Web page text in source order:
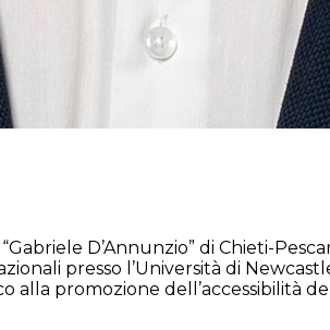
D’Annunzio” di Chieti-
presso l’Università di
promozione dell’accessibilità